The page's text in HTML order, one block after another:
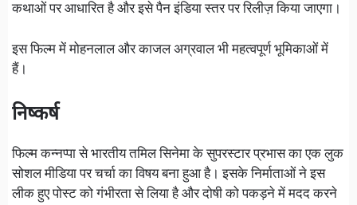
कथाओं पर आधारित है और इसे पैन इंडिया स्तर पर रिलीज़ किया जाएगा।
इस फिल्म में मोहनलाल और काजल अग्रवाल भी महत्वपूर्ण भूमिकाओं में
हैं।
निष्कर्ष
फिल्म कन्नप्पा से भारतीय तमिल सिनेमा के सुपरस्टार प्रभास का एक लुक
सोशल मीडिया पर चर्चा का विषय बना हुआ है। इसके निर्माताओं ने इस
लीक हुए पोस्ट को गंभीरता से लिया है और दोषी को पकड़ने में मदद करने